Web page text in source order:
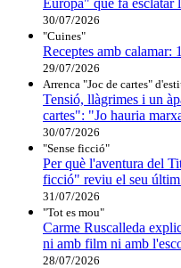
30/07/2026
"Cuines"
Receptes amb calamar:
29/07/2026
Arrenca "Joc de cartes"
Tensió, llàgrimes i un
cartes": "Jo hauria
30/07/2026
"Sense ficció"
Per què l'aventura del
ficció" reviu el seu últim
31/07/2026
"Tot es mou"
Carme Ruscalleda
ni amb film ni amb
28/07/2026